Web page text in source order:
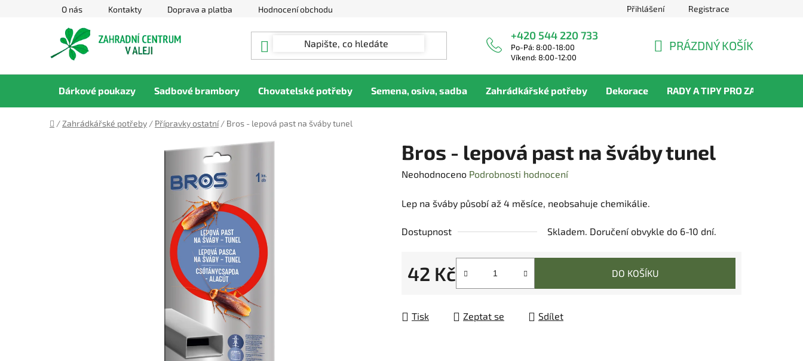
O nás Kontakty Doprava a platba Hodnocení obchodu Přihlášení Registrace
+420 544 220 733
Po-Pá: 8:00-18:00
Víkend: 8:00-12:00
KOŠÍK
PRÁZDNÝ KOŠÍK
Dárkové poukazy Sadbové brambory Chovatelské potřeby Semena, osiva, sadba Zahrádkářské potřeby Dekorace RADY A TIPY PRO ZAHRADNÍKY
Domů
/ Zahrádkářské potřeby / Přípravky ostatní / Bros - lepová past na šváby tunel
Bros - lepová past na šváby tunel
Průměrné
produktu
0,0
Neohodnoceno Podrobnosti hodnocení
Lep na šváby působí až 4 měsíce, neobsahuje chemikálie.
Dostupnost Skladem. Doručení obvykle do 6-10 dní.
42 Kč
Měrná cena:
DO KOŠÍKU
Tisk Zeptat se Sdílet